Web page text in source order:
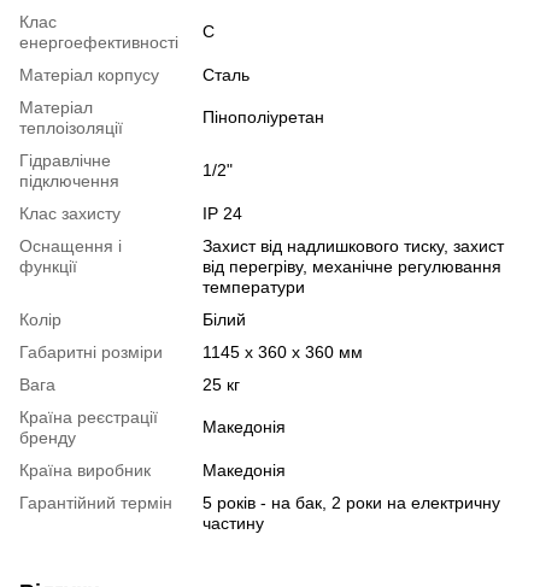
Клас
енергоефективності
С
Матеріал корпусу
Сталь
Матеріал
теплоізоляції
Пінополіуретан
Гідравлічне
підключення
1/2"
Клас захисту
IP 24
Оснащення і
функції
Захист від надлишкового тиску, захист
від перегріву, механічне регулювання
температури
Колір
Білий
Габаритні розміри
1145 х 360 х 360 мм
Вага
25 кг
Країна реєстрації
бренду
Македонія
Країна виробник
Македонія
Гарантійний термін
5 років - на бак, 2 роки на електричну
частину